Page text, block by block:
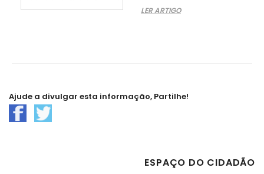
LER ARTIGO
Ajude a divulgar esta informação, Partilhe!
ESPAÇO DO CIDADÃO